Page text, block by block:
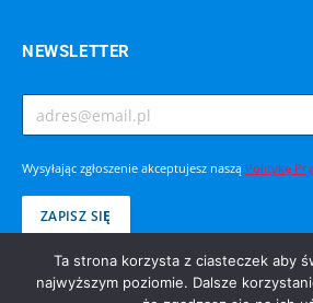
NEWSLETTER
Wysyłając zgłoszenie akceptujesz naszą Politykę
Ta strona korzysta z ciasteczek aby
najwyższym poziomie. Dalsze